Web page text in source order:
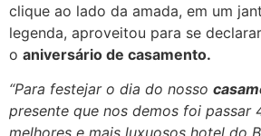
clique ao lado da amada, em um
legenda, aproveitou para se
o aniversário de casamento.
“Para festejar o dia do nosso
presente que nos demos foi passar